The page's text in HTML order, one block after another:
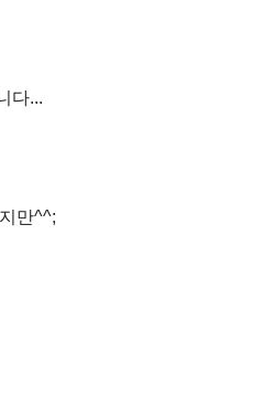
다...
만^^;